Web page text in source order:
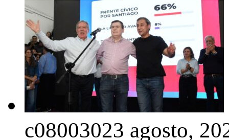
c08003023 agosto,